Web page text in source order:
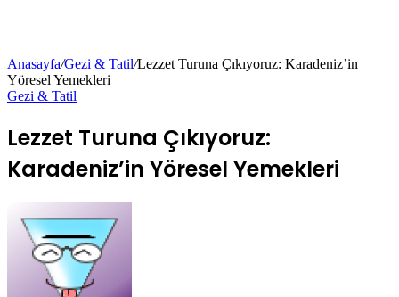
Anasayfa/Gezi & Tatil/Lezzet Turuna Çıkıyoruz: Karadeniz’in
Yöresel Yemekleri
Gezi & Tatil
Lezzet Turuna Çıkıyoruz:
Karadeniz’in Yöresel Yemekleri